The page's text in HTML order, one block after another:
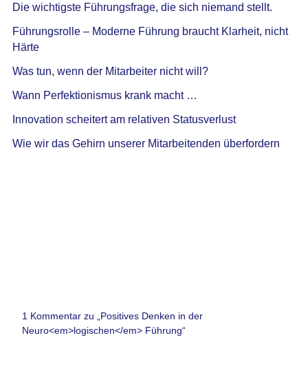
Die wichtigste Führungsfrage, die sich niemand stellt.
Führungsrolle – Moderne Führung braucht Klarheit, nicht
Härte
Was tun, wenn der Mitarbeiter nicht will?
Wann Perfektionismus krank macht …
Innovation scheitert am relativen Statusverlust
Wie wir das Gehirn unserer Mitarbeitenden überfordern
1 Kommentar zu „Positives Denken in der
Neuro<em>logischen</em> Führung“